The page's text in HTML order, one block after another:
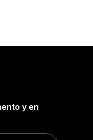
y en